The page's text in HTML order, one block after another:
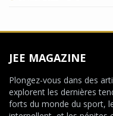
JEE MAGAZINE
Plongez-vous dans des
explorent les dernières
forts du monde du sport,